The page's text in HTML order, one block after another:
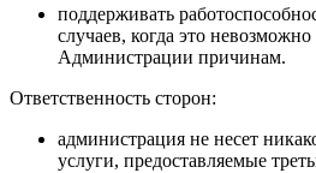
поддерживать
случаев, когда это
Администрации причинам.
Ответственность сторон:
администрация не несет
услуги, предоставляемые